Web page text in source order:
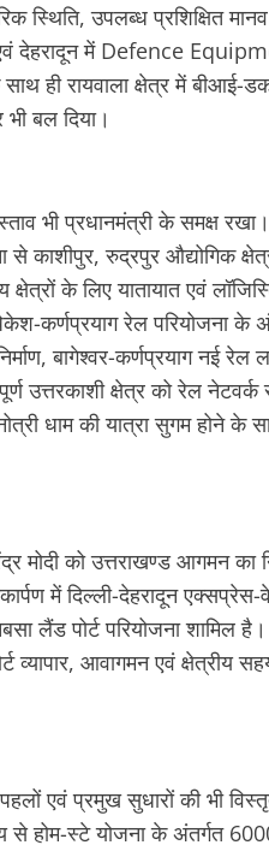
स्थिति, उपलब्ध प्रशिक्षित
एवं देहरादून में Defence
ही रायवाला क्षेत्र में बीआई-
बल दिया।
भी प्रधानमंत्री के समक्ष
से काशीपुर, रुद्रपुर औद्योगिक
के लिए यातायात एवं
कर्णप्रयाग रेल परियोजना
बागेश्वर-कर्णप्रयाग नई रेल
उत्तरकाशी क्षेत्र को रेल
धाम की यात्रा सुगम होने के
मोदी को उत्तराखण्ड आगमन का
में दिल्ली-देहरादून
लैंड पोर्ट परियोजना शामिल
व्यापार, आवागमन एवं क्षेत्रीय
एवं प्रमुख सुधारों की भी
से होम-स्टे योजना के अंतर्गत